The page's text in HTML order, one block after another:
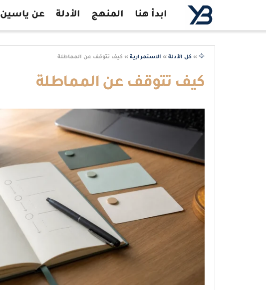
ابدأ هنا المنهج الأدلة عن ياسين
🦅
» كل الأدلة » الاستمرارية » كيف تتوقف عن المماطلة
كيف تتوقف عن المماطلة